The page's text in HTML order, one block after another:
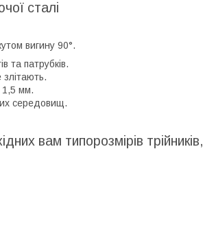
сталі
вигину 90°.
та патрубків.
1,5 мм.
середовищ.
вам типорозмірів трійників,